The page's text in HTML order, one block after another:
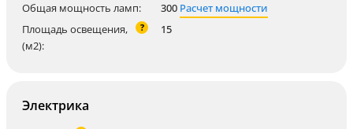
Общая мощность ламп:
300 Расчет мощности
Площадь освещения,
(м2):
? 15
Электрика